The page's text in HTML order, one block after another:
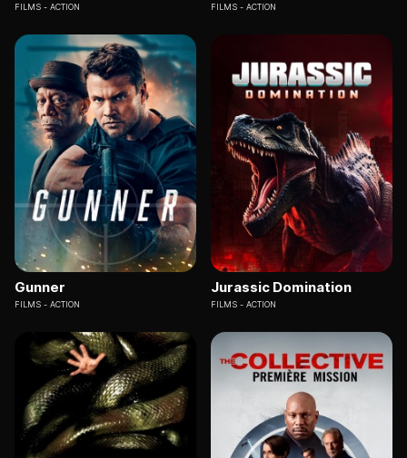
FILMS ACTION FILMS ACTION
Gunner
FILMS ACTION
Jurassic Domination
FILMS ACTION